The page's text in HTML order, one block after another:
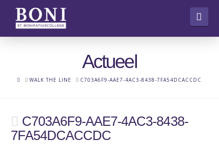
Actueel
HOMEWALK THE LINE C703A6F9-AAE7-4AC3-8438-7FA54DCACCDC
C703A6F9-AAE7-4AC3-8438-
7FA54DCACCDC